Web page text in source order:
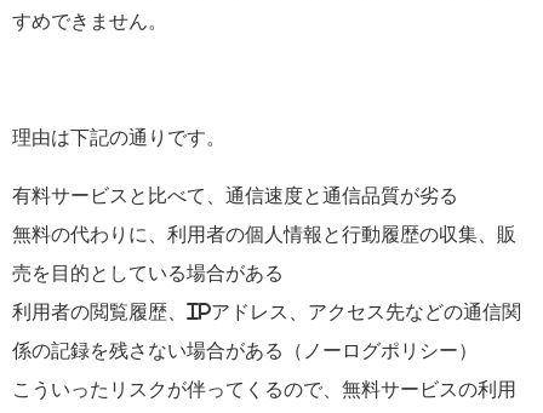
すめできません。
理由は下記の通りです。
有料サービスと比べて、通信速度と通信品質が劣る
無料の代わりに、利用者の個人情報と行動履歴の収集、販
売を目的としている場合がある
利用者の閲覧履歴、IPアドレス、アクセス先などの通信関
係の記録を残さない場合がある（ノーログポリシー）
こういったリスクが伴ってくるので、無料サービスの利用